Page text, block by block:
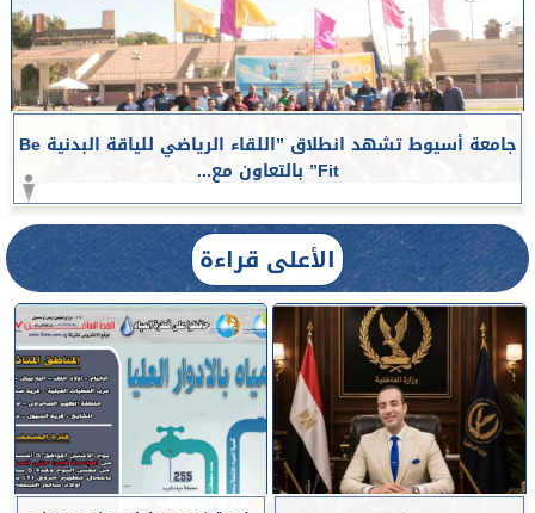
جامعة أسيوط تشهد انطلاق ”اللقاء الرياضي للياقة البدنية Be
Fit” بالتعاون مع...
الأعلى قراءة